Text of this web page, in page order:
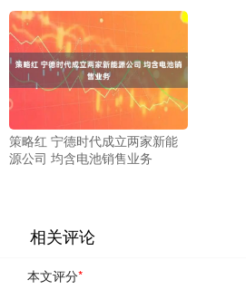
策略红 宁德时代成立两家新能
源公司 均含电池销售业务
相关评论
本文评分*